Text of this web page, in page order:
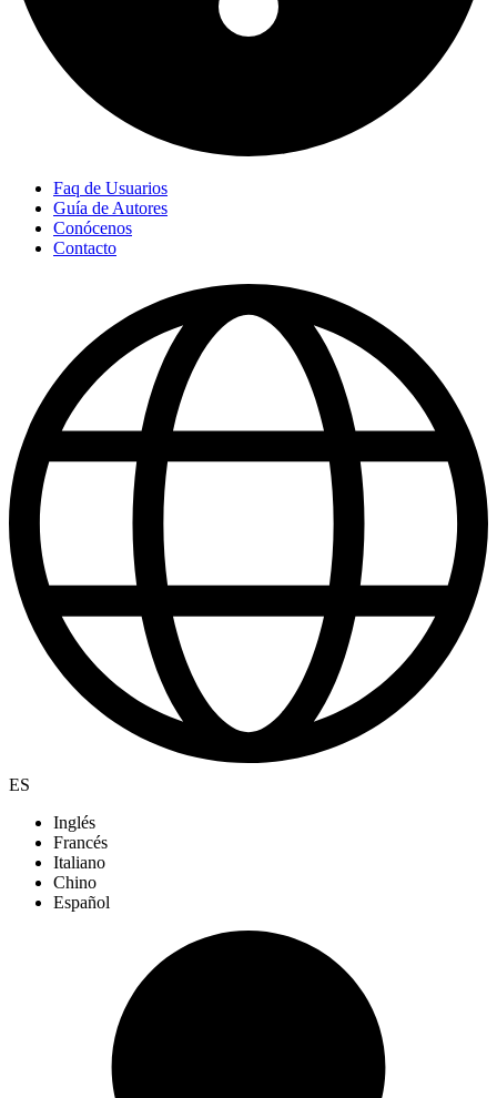
Faq de Usuarios
Guía de Autores
Conócenos
Contacto
ES
Inglés
Francés
Italiano
Chino
Español